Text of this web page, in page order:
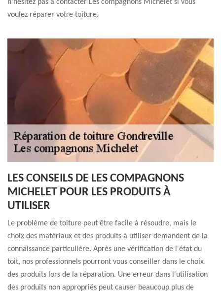
n’hésitez pas à contacter Les compagnons Michelet si vous
voulez réparer votre toiture.
LES CONSEILS DE LES COMPAGNONS
MICHELET POUR LES PRODUITS À
UTILISER
Le problème de toiture peut être facile à résoudre, mais le
choix des matériaux et des produits à utiliser demandent de la
connaissance particulière. Après une vérification de l'état du
toit, nos professionnels pourront vous conseiller dans le choix
des produits lors de la réparation. Une erreur dans l'utilisation
des produits non appropriés peut causer beaucoup plus de